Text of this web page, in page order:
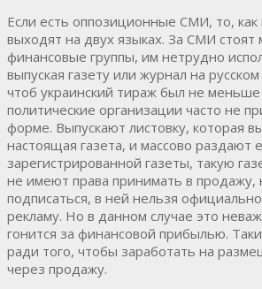
Если есть оппозиционные СМИ, то, как
выходят на двух языках. За СМИ
финансовые группы, им нетрудно
выпуская газету или журнал на
чтоб украинский тираж был не меньше
политические организации часто не
форме. Выпускают листовку, которая
настоящая газета, и массово раздают
зарегистрированной газеты, такую
не имеют права принимать в продажу,
подписаться, в ней нельзя
рекламу. Но в данном случае это
гонится за финансовой прибылью.
ради того, чтобы заработать на
через продажу.